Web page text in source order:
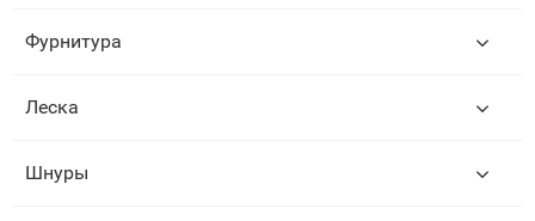
Фурнитура
Леска
Шнуры